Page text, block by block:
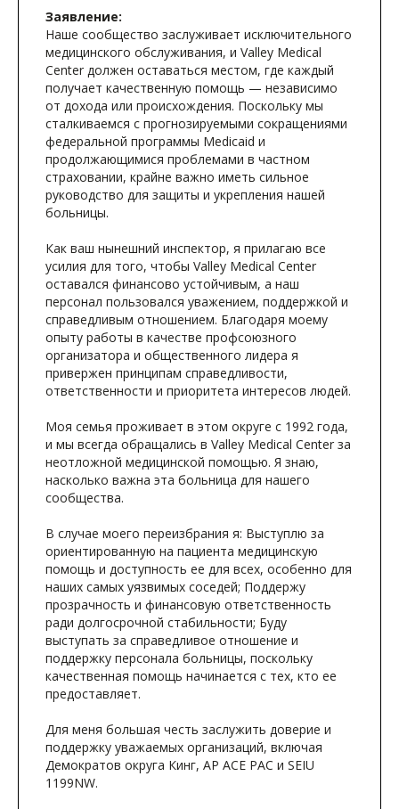
Заявление:
Наше сообщество заслуживает исключительного
медицинского обслуживания, и Valley Medical
Center должен оставаться местом, где каждый
получает качественную помощь — независимо
от дохода или происхождения. Поскольку мы
сталкиваемся с прогнозируемыми сокращениями
федеральной программы Medicaid и
продолжающимися проблемами в частном
страховании, крайне важно иметь сильное
руководство для защиты и укрепления нашей
больницы.
Как ваш нынешний инспектор, я прилагаю все
усилия для того, чтобы Valley Medical Center
оставался финансово устойчивым, а наш
персонал пользовался уважением, поддержкой и
справедливым отношением. Благодаря моему
опыту работы в качестве профсоюзного
организатора и общественного лидера я
привержен принципам справедливости,
ответственности и приоритета интересов людей.
Моя семья проживает в этом округе с 1992 года,
и мы всегда обращались в Valley Medical Center за
неотложной медицинской помощью. Я знаю,
насколько важна эта больница для нашего
сообщества.
В случае моего переизбрания я: Выступлю за
ориентированную на пациента медицинскую
помощь и доступность ее для всех, особенно для
наших самых уязвимых соседей; Поддержу
прозрачность и финансовую ответственность
ради долгосрочной стабильности; Буду
выступать за справедливое отношение и
поддержку персонала больницы, поскольку
качественная помощь начинается с тех, кто ее
предоставляет.
Для меня большая честь заслужить доверие и
поддержку уважаемых организаций, включая
Демократов округа Кинг, AP ACE PAC и SEIU
1199NW.